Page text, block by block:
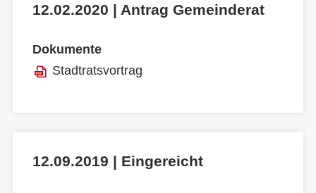
12.02.2020 | Antrag Gemeinderat
Dokumente
Stadtratsvortrag
12.09.2019 | Eingereicht